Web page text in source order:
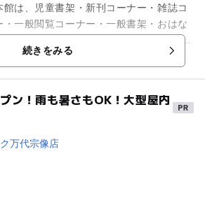
館は、児童書架・新刊コーナー・雑誌コ
一般閲覧コーナー・一般書架・おはな
れています。 また、図書の貸し出しの
年...続きをみる
ン！雨も暑さもOK！大型屋内